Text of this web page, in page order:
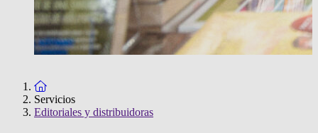
To the homepage
Servicios
Editoriales y distribuidoras